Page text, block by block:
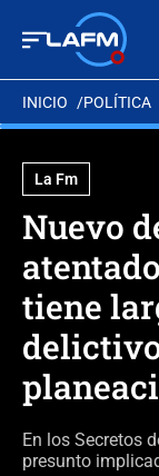
INICIO POLÍTICA
La Fm
Nuevo
tiene
En los Secretos
presunto